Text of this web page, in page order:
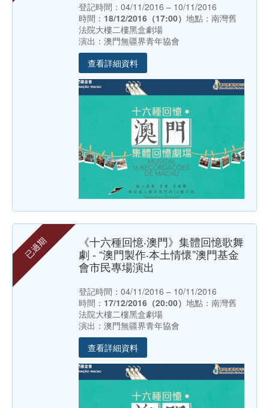
登記時間：04/11/2016 – 10/11/2016
時間： 18/12/2016（17:00） 地點：南灣舊
法院大樓二樓黑盒劇場
演出：澳門無疆界青年協會
查看詳細資料
已過期
《十六種回憶‧澳門》集體回憶歌舞
劇 - “澳門製作‧本土情懷”澳門基金
會市民專場演出
登記時間：04/11/2016 – 10/11/2016
時間： 17/12/2016（20:00） 地點：南灣舊
法院大樓二樓黑盒劇場
演出：澳門無疆界青年協會
查看詳細資料